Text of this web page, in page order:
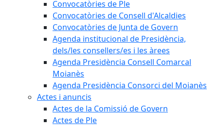
Convocatòries de Ple
Convocatòries de Consell d'Alcaldies
Convocatòries de Junta de Govern
Agenda institucional de Presidència,
dels/les consellers/es i les àrees
Agenda Presidència Consell Comarcal
Moianès
Agenda Presidència Consorci del Moianès
Actes i anuncis
Actes de la Comissió de Govern
Actes de Ple